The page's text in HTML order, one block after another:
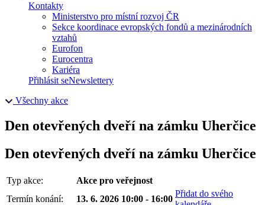
Kontakty
Ministerstvo pro místní rozvoj ČR
Sekce koordinace evropských fondů a mezinárodních
vztahů
Eurofon
Eurocentra
Kariéra
Přihlásit seNewslettery
Všechny akce
Den otevřených dveří na zámku Uherčice
Den otevřených dveří na zámku Uherčice
Typ akce:
Akce pro veřejnost
Termín konání:
13. 6. 2026 10:00 - 16:00
Přidat do svého